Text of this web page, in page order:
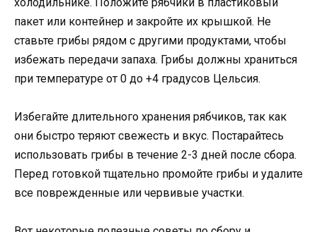
пакет или контейнер и закройте их крышкой. Не
ставьте грибы рядом с другими продуктами, чтобы
избежать передачи запаха. Грибы должны храниться
при температуре от 0 до +4 градусов Цельсия.
Избегайте длительного хранения рябчиков, так как
они быстро теряют свежесть и вкус. Постарайтесь
использовать грибы в течение 2-3 дней после сбора.
Перед готовкой тщательно промойте грибы и удалите
все поврежденные или червивые участки.